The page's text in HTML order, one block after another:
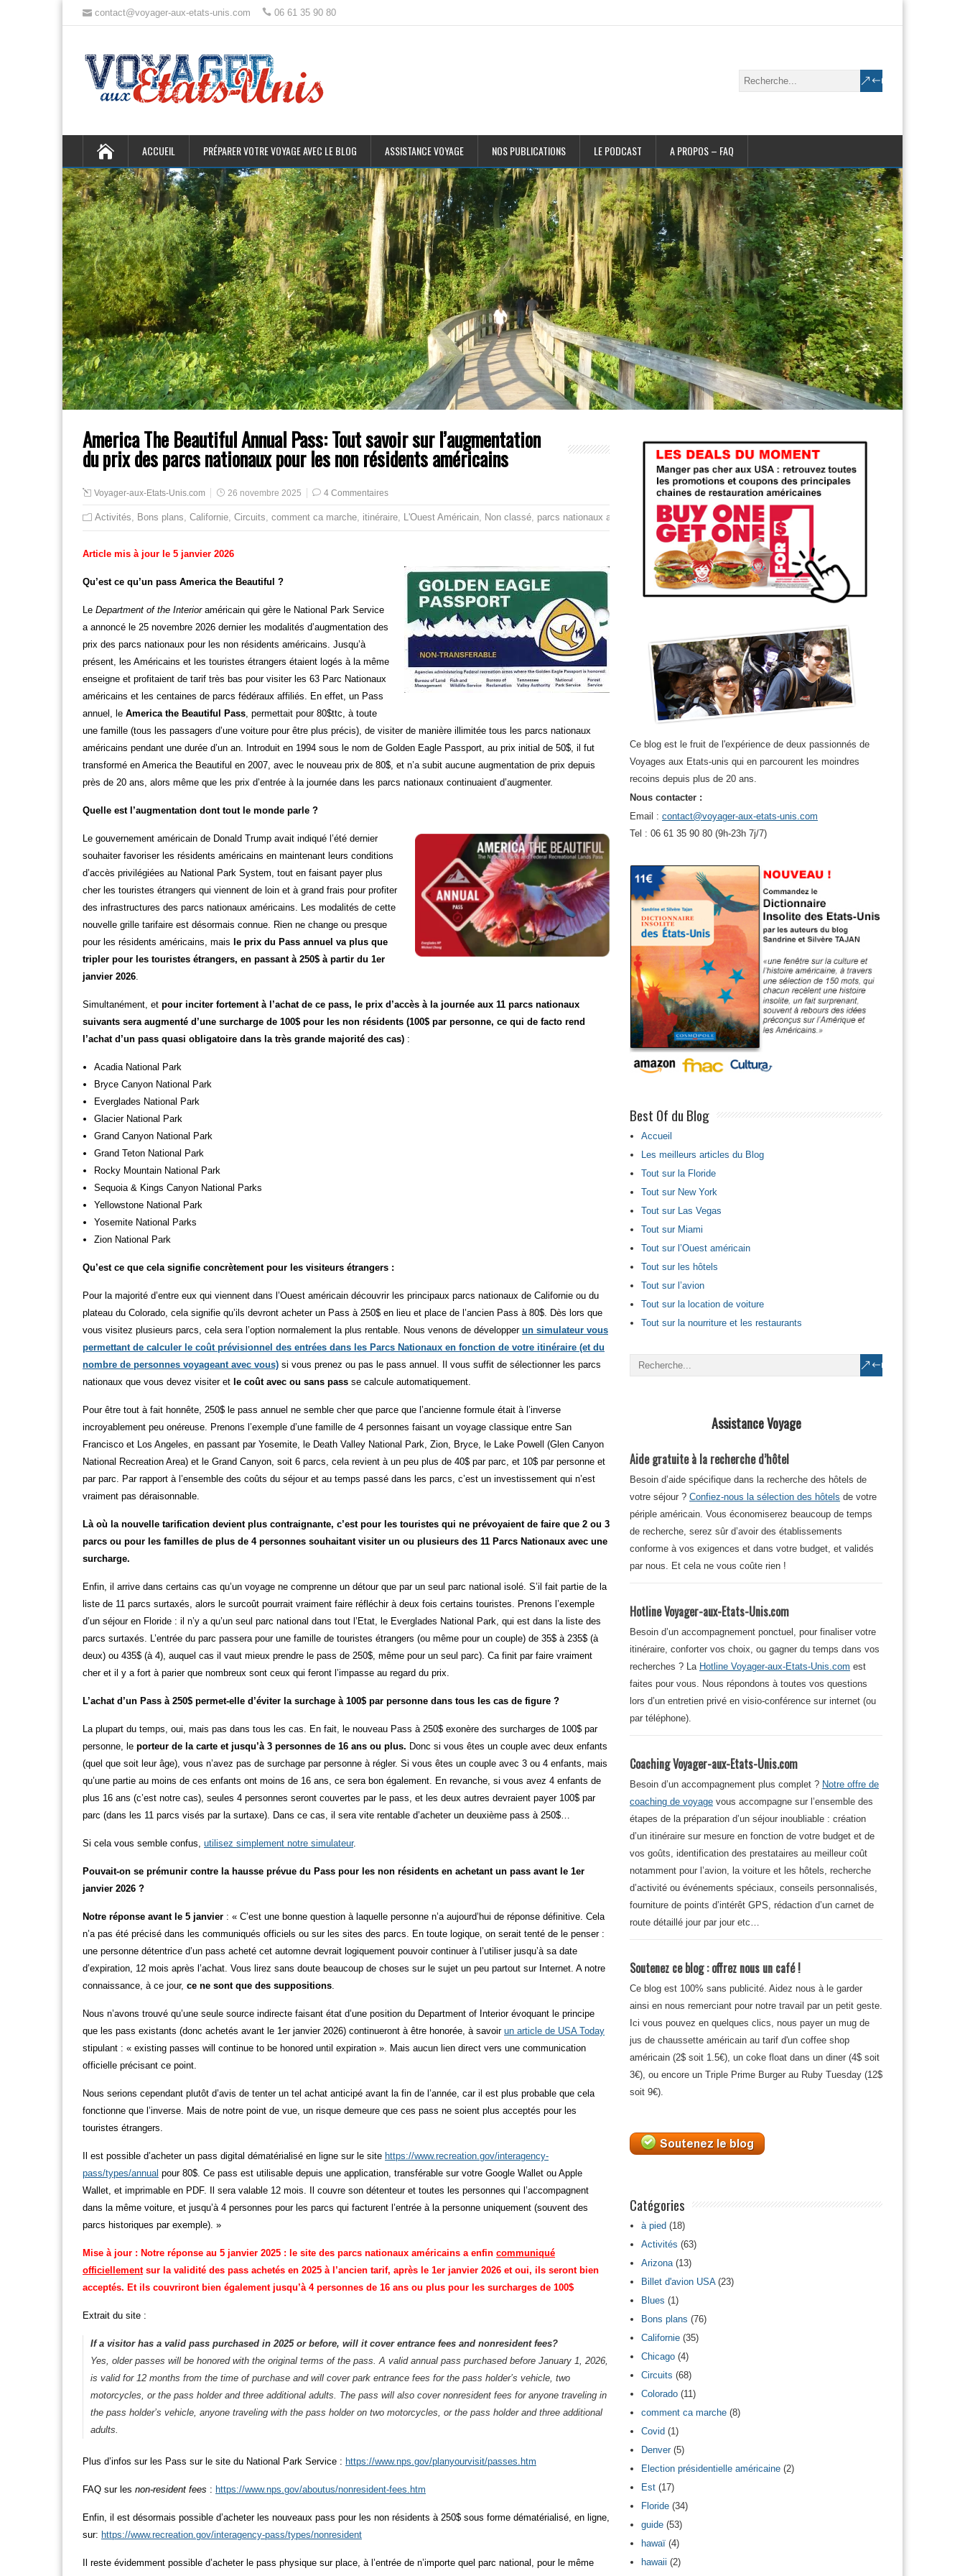
contact@voyager-aux-etats-unis.com 06 61 35 90 80
ACCUEIL PRÉPARER VOTRE VOYAGE AVEC LE BLOG ASSISTANCE VOYAGE NOS PUBLICATIONS LE PODCAST A PROPOS – FAQ
America The Beautiful Annual Pass: Tout savoir sur l’augmentation
du prix des parcs nationaux pour les non résidents américains
Voyager-aux-Etats-Unis.com 26 novembre 2025 4 Commentaires
Activités, Bons plans, Californie, Circuits, comment ca marche, itinéraire, L'Ouest Américain, Non classé, parcs nationaux américains que faire à, Randonnées ,roadtrip usa
Article mis à jour le 5 janvier 2026
Qu’est ce qu’un pass America the Beautiful ?
Le Department of the Interioraméricain qui gère le National Park Service
a annoncé le 25 novembre 2026 dernier les modalités d’augmentation des
prix des parcs nationaux pour les non résidents américains. Jusqu’à
présent, les Américains et les touristes étrangers étaient logés à la même
enseigne et profitaient de tarif très bas pour visiter les 63 Parc Nationaux
américains et les centaines de parcs fédéraux affiliés. En effet, un Pass
annuel, le America the Beautiful Pass, permettait pour 80$ttc, à toute
une famille (tous les passagers d’une voiture pour être plus précis), de visiter de manière illimitée tous les parcs nationaux
américains pendant une durée d’un an. Introduit en 1994 sous le nom de Golden Eagle Passport, au prix initial de 50$, il fut
transformé en America the Beautiful en 2007, avec le nouveau prix de 80$, et n’a subit aucune augmentation de prix depuis
près de 20 ans, alors même que les prix d’entrée à la journée dans les parcs nationaux continuaient d’augmenter.
Quelle est l’augmentation dont tout le monde parle ?
Le gouvernement américain de Donald Trump avait indiqué l’été dernier
souhaiter favoriser les résidents américains en maintenant leurs conditions
d’accès privilégiées au National Park System, tout en faisant payer plus
cher les touristes étrangers qui viennent de loin et à grand frais pour profiter
des infrastructures des parcs nationaux américains. Les modalités de cette
nouvelle grille tarifaire est désormais connue. Rien ne change ou presque
pour les résidents américains, mais le prix du Pass annuel va plus que
tripler pour les touristes étrangers, en passant à 250$ à partir du 1er
janvier 2026.
Simultanément, et pour inciter fortement à l’achat de ce pass, le prix d’accès à la journée aux 11 parcs nationaux
suivants sera augmenté d’une surcharge de 100$ pour les non résidents (100$ par personne, ce qui de facto rend
l’achat d’un pass quasi obligatoire dans la très grande majorité des cas) :
Acadia National Park
Bryce Canyon National Park
Everglades National Park
Glacier National Park
Grand Canyon National Park
Grand Teton National Park
Rocky Mountain National Park
Sequoia & Kings Canyon National Parks
Yellowstone National Park
Yosemite National Parks
Zion National Park
Qu’est ce que cela signifie concrètement pour les visiteurs étrangers :
Pour la majorité d’entre eux qui viennent dans l’Ouest américain découvrir les principaux parcs nationaux de Californie ou du
plateau du Colorado, cela signifie qu’ils devront acheter un Pass à 250$ en lieu et place de l’ancien Pass à 80$. Dès lors que
vous visitez plusieurs parcs, cela sera l’option normalement la plus rentable. Nous venons de développer un simulateur vous
permettant de calculer le coût prévisionnel des entrées dans les Parcs Nationaux en fonction de votre itinéraire (et du
nombre de personnes voyageant avec vous) si vous prenez ou pas le pass annuel. Il vous suffit de sélectionner les parcs
nationaux que vous devez visiter et le coût avec ou sans pass se calcule automatiquement.
Pour être tout à fait honnête, 250$ le pass annuel ne semble cher que parce que l’ancienne formule était à l’inverse
incroyablement peu onéreuse. Prenons l’exemple d’une famille de 4 personnes faisant un voyage classique entre San
Francisco et Los Angeles, en passant par Yosemite, le Death Valley National Park, Zion, Bryce, le Lake Powell (Glen Canyon
National Recreation Area) et le Grand Canyon, soit 6 parcs, cela revient à un peu plus de 40$ par parc, et 10$ par personne et
par parc. Par rapport à l’ensemble des coûts du séjour et au temps passé dans les parcs, c’est un investissement qui n’est
vraiment pas déraisonnable.
Là où la nouvelle tarification devient plus contraignante, c’est pour les touristes qui ne prévoyaient de faire que 2 ou 3
parcs ou pour les familles de plus de 4 personnes souhaitant visiter un ou plusieurs des 11 Parcs Nationaux avec une
surcharge.
Enfin, il arrive dans certains cas qu’un voyage ne comprenne un détour que par un seul parc national isolé. S’il fait partie de la
liste de 11 parcs surtaxés, alors le surcoût pourrait vraiment faire réfléchir à deux fois certains touristes. Prenons l’exemple
d’un séjour en Floride : il n’y a qu’un seul parc national dans tout l’Etat, le Everglades National Park, qui est dans la liste des
parcs surtaxés. L’entrée du parc passera pour une famille de touristes étrangers (ou même pour un couple) de 35$ à 235$ (à
deux) ou 435$ (à 4), auquel cas il vaut mieux prendre le pass de 250$, même pour un seul parc). Ca finit par faire vraiment
cher et il y a fort à parier que nombreux sont ceux qui feront l’impasse au regard du prix.
L’achat d’un Pass à 250$ permet-elle d’éviter la surchage à 100$ par personne dans tous les cas de figure ?
La plupart du temps, oui, mais pas dans tous les cas. En fait, le nouveau Pass à 250$ exonère des surcharges de 100$ par
personne, le porteur de la carte et jusqu’à 3 personnes de 16 ans ou plus. Donc si vous êtes un couple avec deux enfants
(quel que soit leur âge), vous n’avez pas de surchage par personne à régler. Si vous êtes un couple avec 3 ou 4 enfants, mais
qu’une partie au moins de ces enfants ont moins de 16 ans, ce sera bon également. En revanche, si vous avez 4 enfants de
plus 16 ans (c’est notre cas), seules 4 personnes seront couvertes par le pass, et les deux autres devraient payer 100$ par
parc (dans les 11 parcs visés par la surtaxe). Dans ce cas, il sera vite rentable d’acheter un deuxième pass à 250$…
Si cela vous semble confus, utilisez simplement notre simulateur.
Pouvait-on se prémunir contre la hausse prévue du Pass pour les non résidents en achetant un pass avant le 1er
janvier 2026 ?
Notre réponse avant le 5 janvier : « C’est une bonne question à laquelle personne n’a aujourd’hui de réponse définitive. Cela
n’a pas été précisé dans les communiqués officiels ou sur les sites des parcs. En toute logique, on serait tenté de le penser :
une personne détentrice d’un pass acheté cet automne devrait logiquement pouvoir continuer à l’utiliser jusqu’à sa date
d’expiration, 12 mois après l’achat. Vous lirez sans doute beaucoup de choses sur le sujet un peu partout sur Internet. A notre
connaissance, à ce jour, ce ne sont que des suppositions.
Nous n’avons trouvé qu’une seule source indirecte faisant état d’une position du Department of Interior évoquant le principe
que les pass existants (donc achetés avant le 1er janvier 2026) continueront à être honorée, à savoir un article de USA Today
stipulant : « existing passes will continue to be honored until expiration ». Mais aucun lien direct vers une communication
officielle précisant ce point.
Nous serions cependant plutôt d’avis de tenter un tel achat anticipé avant la fin de l’année, car il est plus probable que cela
fonctionne que l’inverse. Mais de notre point de vue, un risque demeure que ces pass ne soient plus acceptés pour les
touristes étrangers.
Il est possible d’acheter un pass digital dématérialisé en ligne sur le site https://www.recreation.gov/interagency-
pass/types/annual pour 80$. Ce pass est utilisable depuis une application, transférable sur votre Google Wallet ou Apple
Wallet, et imprimable en PDF. Il sera valable 12 mois. Il couvre son détenteur et toutes les personnes qui l’accompagnent
dans la même voiture, et jusqu’à 4 personnes pour les parcs qui facturent l’entrée à la personne uniquement (souvent des
parcs historiques par exemple). »
Mise à jour : Notre réponse au 5 janvier 2025 : le site des parcs nationaux américains a enfin communiqué
officiellementsur la validité des pass achetés en 2025 à l’ancien tarif, après le 1er janvier 2026 et oui, ils seront bien
acceptés. Et ils couvriront bien également jusqu’à 4 personnes de 16 ans ou plus pour les surcharges de 100$
Extrait du site :
If a visitor has a valid pass purchased in 2025 or before, will it cover entrance fees and nonresident fees?
Yes, older passes will be honored with the original terms of the pass. A valid annual pass purchased before January 1, 2026,
is valid for 12 months from the time of purchase and will cover park entrance fees for the pass holder’s vehicle, two
motorcycles, or the pass holder and three additional adults. The pass will also cover nonresident fees for anyone traveling in
the pass holder’s vehicle, anyone traveling with the pass holder on two motorcycles, or the pass holder and three additional
adults.
Plus d’infos sur les Pass sur le site du National Park Service : https://www.nps.gov/planyourvisit/passes.htm
FAQ sur les non-resident fees : https://www.nps.gov/aboutus/nonresident-fees.htm
Enfin, il est désormais possible d’acheter les nouveaux pass pour les non résidents à 250$ sous forme dématérialisé, en ligne,
sur: https://www.recreation.gov/interagency-pass/types/nonresident
Il reste évidemment possible d’acheter le pass physique sur place, à l’entrée de n’importe quel parc national, pour le même
Ce blog est le fruit de l'expérience de deux passionnés de
Voyages aux Etats-unis qui en parcourent les moindres
recoins depuis plus de 20 ans.
Nous contacter :
Email : contact@voyager-aux-etats-unis.com
Tel : 06 61 35 90 80 (9h-23h 7j/7)
Best Of du Blog
Accueil
Les meilleurs articles du Blog
Tout sur la Floride
Tout sur New York
Tout sur Las Vegas
Tout sur Miami
Tout sur l’Ouest américain
Tout sur les hôtels
Tout sur l’avion
Tout sur la location de voiture
Tout sur la nourriture et les restaurants
Assistance Voyage
Aide gratuite à la recherche d’hôtel
Besoin d’aide spécifique dans la recherche des hôtels de
votre séjour ? Confiez-nous la sélection des hôtels de votre
périple américain. Vous économiserez beaucoup de temps
de recherche, serez sûr d’avoir des établissements
conforme à vos exigences et dans votre budget, et validés
par nous. Et cela ne vous coûte rien !
Hotline Voyager-aux-Etats-Unis.com
Besoin d’un accompagnement ponctuel, pour finaliser votre
itinéraire, conforter vos choix, ou gagner du temps dans vos
recherches ? La Hotline Voyager-aux-Etats-Unis.com est
faites pour vous. Nous répondons à toutes vos questions
lors d’un entretien privé en visio-conférence sur internet (ou
par téléphone).
Coaching Voyager-aux-Etats-Unis.com
Besoin d’un accompagnement plus complet ? Notre offre de
coaching de voyage vous accompagne sur l’ensemble des
étapes de la préparation d’un séjour inoubliable : création
d’un itinéraire sur mesure en fonction de votre budget et de
vos goûts, identification des prestataires au meilleur coût
notamment pour l’avion, la voiture et les hôtels, recherche
d’activité ou événements spéciaux, conseils personnalisés,
fourniture de points d’intérêt GPS, rédaction d’un carnet de
route détaillé jour par jour etc…
Soutenez ce blog : offrez nous un café !
Ce blog est 100% sans publicité. Aidez nous à le garder
ainsi en nous remerciant pour notre travail par un petit geste.
Ici vous pouvez en quelques clics, nous payer un mug de
jus de chaussette américain au tarif d'un coffee shop
américain (2$ soit 1.5€), un coke float dans un diner (4$ soit
3€), ou encore un Triple Prime Burger au Ruby Tuesday (12$
soit 9€).
Catégories
à pied (18)
Activités (63)
Arizona(13)
Billet d'avion USA(23)
Blues (1)
Bons plans (76)
Californie (35)
Chicago (4)
Circuits (68)
Colorado (11)
comment ca marche (8)
Covid (1)
Denver(5)
Election présidentielle américaine (2)
Est (17)
Floride (34)
guide (53)
hawaï (4)
hawaii (2)